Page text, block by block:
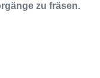
zu fräsen.